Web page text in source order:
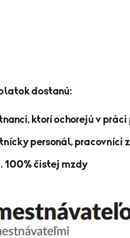
dostanú:
ktorí ochorejú v
personál, pracovníci
100% čistej mzdy